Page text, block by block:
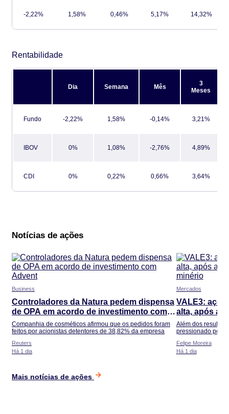
-2,22% 1,58% 0,46% 5,17% 14,32%
Rentabilidade
Dia Semana Mês
3
Meses
Fundo -2,22% 1,58% -0,14% 3,21%
IBOV 0% 1,08% -2,76% 4,89%
CDI 0% 0,22% 0,66% 3,64%
Notícias de ações
Business
Controladores da Natura pedem dispensa
de OPA em acordo de investimento com
Advent
Companhia de ​cosméticos afirmou que os pedidos foram
feitos por acionistas detentores de ‌38,82% da ​empresa
Reuters
Há 1 dia
Mercados
VALE3:
alta, após
minério
Além dos
pressionado pelo
Felipe Moreira
Há 1 dia
Mais notícias de ações